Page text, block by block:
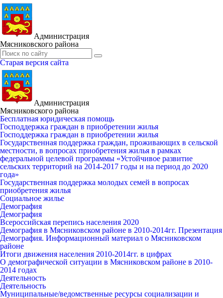
Администрация
Мясниковского района
Старая версия сайта
Администрация
Мясниковского района
Бесплатная юридическая помощь
Господдержка граждан в приобретении жилья
Господдержка граждан в приобретении жилья
Государственная поддержка граждан, проживающих в сельской
местности, в вопросах приобретения жилья в рамках
федеральной целевой программы «Устойчивое развитие
сельских территорий на 2014-2017 годы и на период до 2020
года»
Государственная поддержка молодых семей в вопросах
приобретения жилья
Социальное жилье
Демография
Демография
Всероссийская перепись населения 2020
Демография в Мясниковском районе в 2010-2014гг. Презентация
Демография. Информационный материал о Мясниковском
районе
Итоги движения населения 2010-2014гг. в цифрах
О демографической ситуации в Мясниковском районе в 2010-
2014 годах
Деятельность
Деятельность
Муниципальные/ведомственные ресурсы социализации и